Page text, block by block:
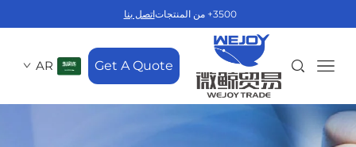
3500+ من المنتجات اتصل بنا
Get A Quote
AR